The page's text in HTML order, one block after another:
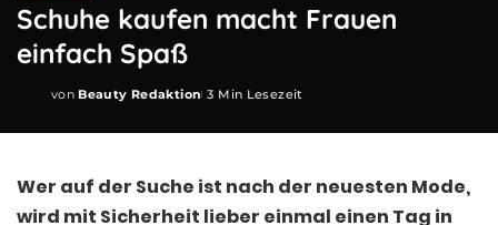
Schuhe kaufen macht Frauen
einfach Spaß
Posted
von Beauty Redaktion 3 Min Lesezeit
Wer auf der Suche ist nach der neuesten Mode,
wird mit Sicherheit lieber einmal einen Tag in